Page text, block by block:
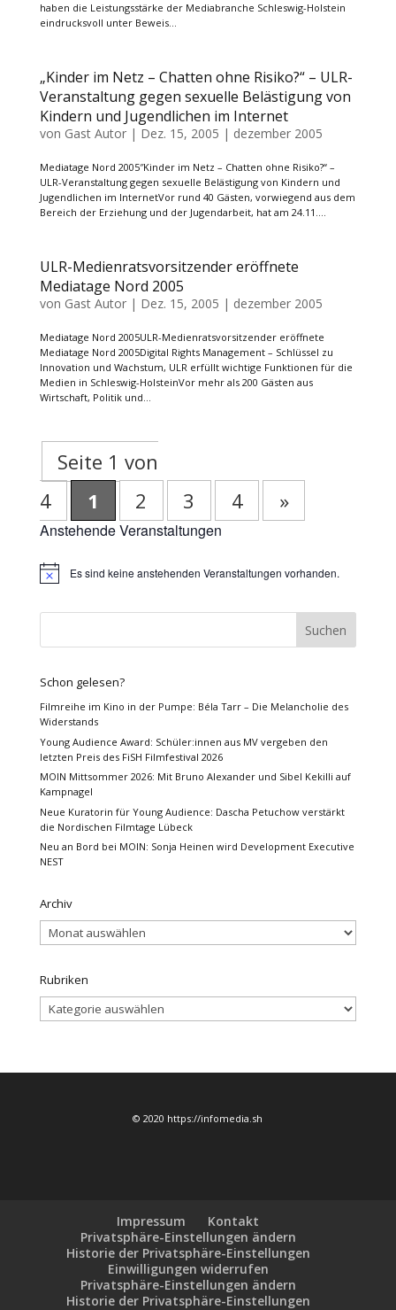
haben die Leistungsstärke der Mediabranche Schleswig-Holstein
eindrucksvoll unter Beweis...
„Kinder im Netz – Chatten ohne Risiko?“ – ULR-
Veranstaltung gegen sexuelle Belästigung von
Kindern und Jugendlichen im Internet
von Gast Autor| Dez. 15, 2005 | dezember 2005
Mediatage Nord 2005″Kinder im Netz – Chatten ohne Risiko?“ –
ULR-Veranstaltung gegen sexuelle Belästigung von Kindern und
Jugendlichen im InternetVor rund 40 Gästen, vorwiegend aus dem
Bereich der Erziehung und der Jugendarbeit, hat am 24.11....
ULR-Medienratsvorsitzender eröffnete
Mediatage Nord 2005
von Gast Autor| Dez. 15, 2005 | dezember 2005
Mediatage Nord 2005ULR-Medienratsvorsitzender eröffnete
Mediatage Nord 2005Digital Rights Management – Schlüssel zu
Innovation und Wachstum, ULR erfüllt wichtige Funktionen für die
Medien in Schleswig-HolsteinVor mehr als 200 Gästen aus
Wirtschaft, Politik und...
Seite 1 von
4
1 2 3 4 »
Anstehende Veranstaltungen
HinweisEs sind keine anstehenden Veranstaltungen vorhanden.
Schon gelesen?
Filmreihe im Kino in der Pumpe: Béla Tarr – Die Melancholie des
Widerstands
Young Audience Award: Schüler:innen aus MV vergeben den
letzten Preis des FiSH Filmfestival 2026
MOIN Mittsommer 2026: Mit Bruno Alexander und Sibel Kekilli auf
Kampnagel
Neue Kuratorin für Young Audience: Dascha Petuchow verstärkt
die Nordischen Filmtage Lübeck
Neu an Bord bei MOIN: Sonja Heinen wird Development Executive
NEST
Archiv
Archiv
Rubriken
Rubriken
© 2020 https://infomedia.sh
Impressum
Kontakt
Privatsphäre-Einstellungen ändern
Historie der Privatsphäre-Einstellungen
Einwilligungen widerrufen
Privatsphäre-Einstellungen ändern
Historie der Privatsphäre-Einstellungen